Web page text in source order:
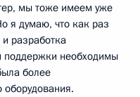
мы тоже имеем уже
я думаю, что как раз
разработка
поддержки необходимы
более
оборудования.